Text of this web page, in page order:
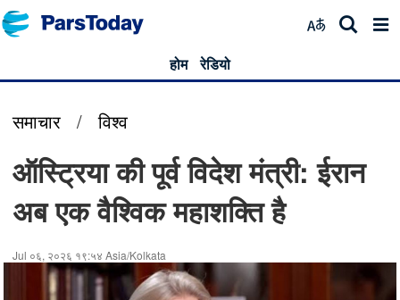
होम रेडियो
समाचार / विश्व
ऑस्ट्रिया की पूर्व विदेश मंत्री: ईरान
अब एक वैश्विक महाशक्ति है
Jul ०६, २०२६ १९:५४ Asia/Kolkata